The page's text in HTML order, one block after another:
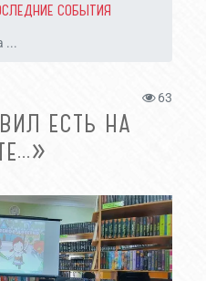
СОБЫТИЯ
...
63
ЕСТЬ НА